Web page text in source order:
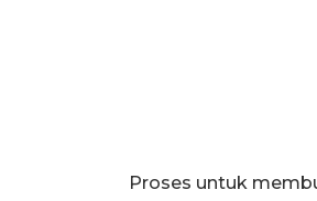
Proses untuk